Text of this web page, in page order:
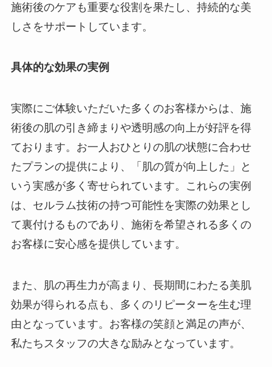
施術後のケアも重要な役割を果たし、持続的な美
しさをサポートしています。
具体的な効果の実例
実際にご体験いただいた多くのお客様からは、施
術後の肌の引き締まりや透明感の向上が好評を得
ております。お一人おひとりの肌の状態に合わせ
たプランの提供により、「肌の質が向上した」と
いう実感が多く寄せられています。これらの実例
は、セルラム技術の持つ可能性を実際の効果とし
て裏付けるものであり、施術を希望される多くの
お客様に安心感を提供しています。
また、肌の再生力が高まり、長期間にわたる美肌
効果が得られる点も、多くのリピーターを生む理
由となっています。お客様の笑顔と満足の声が、
私たちスタッフの大きな励みとなっています。